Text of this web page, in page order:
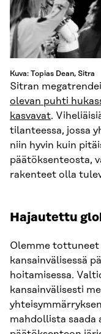
Kuva: Topias Dean, Sitra
Sitran
olevan puhti
kasvavat.
tilanteessa, jossa
niin hyvin kuin
päätöksenteosta,
rakenteet olla
Hajautettu
Olemme tottuneet
kansainvälisessä
hoitamisessa.
kansainvälisesti
mahdollista saada